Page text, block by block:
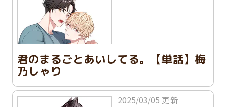
君のまるごとあいしてる。【単話】梅
乃しゃり
2025/03/05 更新